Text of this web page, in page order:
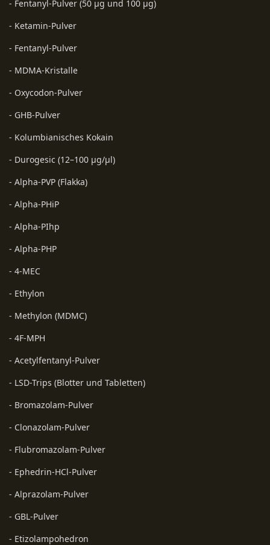
- Fentanyl-Pulver (50 µg und 100 µg)
- Ketamin-Pulver
- Fentanyl-Pulver
- MDMA-Kristalle
- Oxycodon-Pulver
- GHB-Pulver
- Kolumbianisches Kokain
- Durogesic (12–100 µg/µl)
- Alpha-PVP (Flakka)
- Alpha-PHiP
- Alpha-PIhp
- Alpha-PHP
- 4-MEC
- Ethylon
- Methylon (MDMC)
- 4F-MPH
- Acetylfentanyl-Pulver
- LSD-Trips (Blotter und Tabletten)
- Bromazolam-Pulver
- Clonazolam-Pulver
- Flubromazolam-Pulver
- Ephedrin-HCl-Pulver
- Alprazolam-Pulver
- GBL-Pulver
- Etizolampohedron